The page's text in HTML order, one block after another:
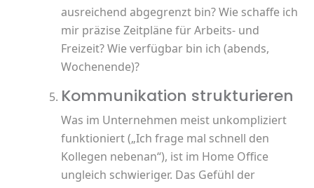
ausreichend abgegrenzt bin? Wie schaffe ich
mir präzise Zeitpläne für Arbeits- und
Freizeit? Wie verfügbar bin ich (abends,
Wochenende)?
Kommunikation strukturieren
Was im Unternehmen meist unkompliziert
funktioniert („Ich frage mal schnell den
Kollegen nebenan“), ist im Home Office
ungleich schwieriger. Das Gefühl der